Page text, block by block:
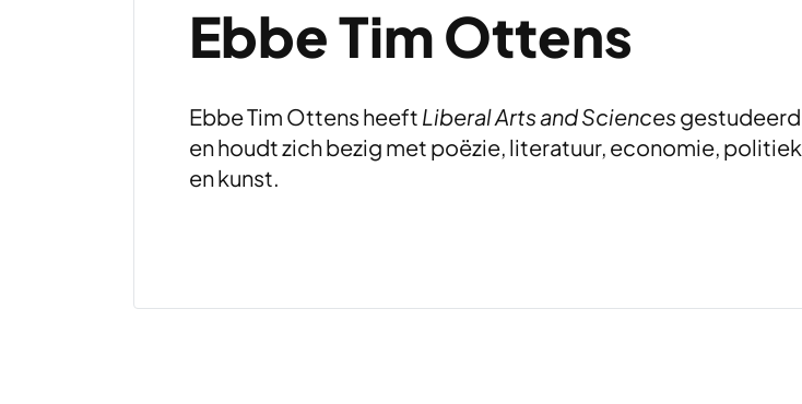
Ebbe Tim Ottens
Ebbe Tim Ottens heeft Liberal Arts and Sciences gestudeerd
en houdt zich bezig met poëzie, literatuur, economie,
en kunst.